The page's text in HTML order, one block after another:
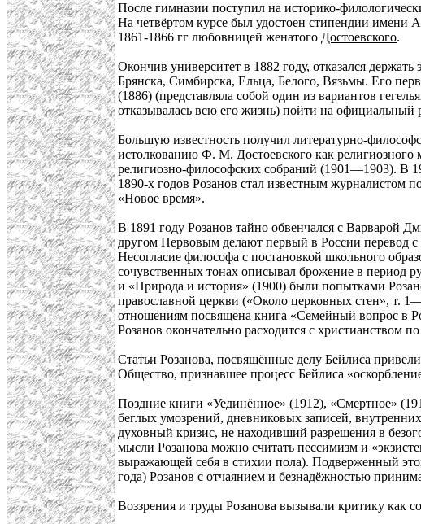
После гимназии поступил на историко-
На четвёртом курсе был удостоен стипендии имени
1861-1866 гг любовницей женатого Достоевского.
Окончив университет в 1882 году, отказался
Брянска, Симбирска, Ельца, Белого, Вязьмы. Его
(1886) (представляла собой один из вариантов
отказывалась всю его жизнь) пойти на официальный
Большую известность получил литературно-
истолкованию Ф. М. Достоевского как
религиозно-философских собраний (1901—1903). В
1890-х годов Розанов стал известным журналистом
«Новое время».
В 1891 году Розанов тайно обвенчался с Варварой
другом Первовым делают первый в России перевод с
Несогласие философа с постановкой школьного
сочувственных тонах описывал брожение в период
и «Природа и история» (1900) были попытками
православной церкви («Около церковных стен», т.
отношениям посвящена книга «Семейный вопрос в
Розанов окончательно расходится с
Статьи Розанова, посвящённые делу Бейлиса
Общество, признавшее процесс Бейлиса
Поздние книги «Уединённое» (1912), «Смертное»
беглых умозрений, дневниковых записей,
духовный кризис, не находивший разрешения в
мысли Розанова можно считать пессимизм и
выражающей себя в стихии пола). Подверженный
года) Розанов с отчаянием и безнадёжностью
Воззрения и труды Розанова вызывали критику как